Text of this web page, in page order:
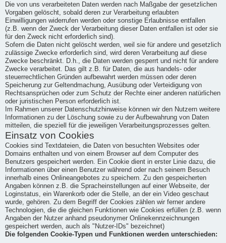
Die von uns verarbeiteten Daten werden nach Maßgabe der gesetzlichen
Vorgaben gelöscht, sobald deren zur Verarbeitung erlaubten
Einwilligungen widerrufen werden oder sonstige Erlaubnisse entfallen
(z.B. wenn der Zweck der Verarbeitung dieser Daten entfallen ist oder sie
für den Zweck nicht erforderlich sind).
Sofern die Daten nicht gelöscht werden, weil sie für andere und gesetzlich
zulässige Zwecke erforderlich sind, wird deren Verarbeitung auf diese
Zwecke beschränkt. D.h., die Daten werden gesperrt und nicht für andere
Zwecke verarbeitet. Das gilt z.B. für Daten, die aus handels- oder
steuerrechtlichen Gründen aufbewahrt werden müssen oder deren
Speicherung zur Geltendmachung, Ausübung oder Verteidigung von
Rechtsansprüchen oder zum Schutz der Rechte einer anderen natürlichen
oder juristischen Person erforderlich ist.
Im Rahmen unserer Datenschutzhinweise können wir den Nutzern weitere
Informationen zu der Löschung sowie zu der Aufbewahrung von Daten
mitteilen, die speziell für die jeweiligen Verarbeitungsprozesses gelten.
Einsatz von Cookies
Cookies sind Textdateien, die Daten von besuchten Websites oder
Domains enthalten und von einem Browser auf dem Computer des
Benutzers gespeichert werden. Ein Cookie dient in erster Linie dazu, die
Informationen über einen Benutzer während oder nach seinem Besuch
innerhalb eines Onlineangebotes zu speichern. Zu den gespeicherten
Angaben können z.B. die Spracheinstellungen auf einer Webseite, der
Loginstatus, ein Warenkorb oder die Stelle, an der ein Video geschaut
wurde, gehören. Zu dem Begriff der Cookies zählen wir ferner andere
Technologien, die die gleichen Funktionen wie Cookies erfüllen (z.B. wenn
Angaben der Nutzer anhand pseudonymer Onlinekennzeichnungen
gespeichert werden, auch als "Nutzer-IDs" bezeichnet)
Die folgenden Cookie-Typen und Funktionen werden unterschieden: